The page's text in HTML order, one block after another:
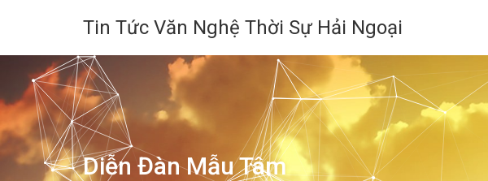
Tin Tức Văn Nghệ Thời Sự Hải Ngoại
Diễn Đàn Mẫu Tâm